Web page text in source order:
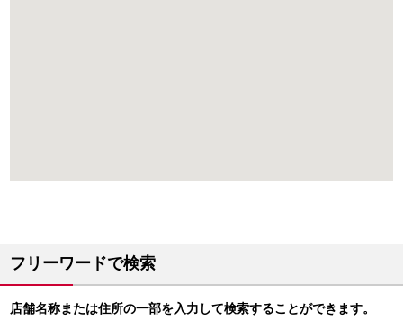
フリーワードで検索
店舗名称または住所の一部を入力して検索することができます。